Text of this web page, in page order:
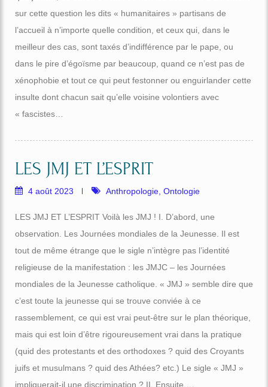
sur cette question les dits « humanitaires » partisans de
l’accueil à n’importe quelle condition, et ceux qui, dans le
meilleur des cas, sont taxés d’indifférence par le pape, ou
dans le pire d’égoïsme par beaucoup, quand ce n’est pas de
xénophobie et tout ce qui peut festonner ou enguirlander cette
insulte dont chacun sait qu’elle voisine volontiers avec
« fascistes…
LES JMJ ET L’ESPRIT
4 août 2023 Anthropologie Ontologie
LES JMJ ET L’ESPRIT Voilà les JMJ ! I. D’abord, une
observation. Les Journées mondiales de la Jeunesse. Il est
tout de même étrange que le sigle n’intègre pas l’identité
religieuse de la manifestation : les JMJC – les Journées
mondiales de la Jeunesse catholique. « JMJ » semble dire que
c’est toute la jeunesse qui se trouve conviée à ce
rassemblement, ce qui est vrai peut-être sur le plan théorique,
mais qui est loin d’être rigoureusement vrai dans la pratique
(quid des protestants et des orthodoxes ? quid des Croyants
juifs et musulmans ? quid des Athées? etc.) Le sigle « JMJ »
impliquerait-il une discrimination ? II. Ensuite,…